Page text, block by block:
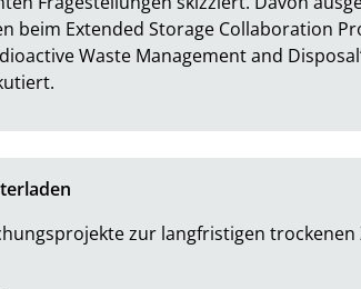
beim Extended Storage Collaboration
Waste Management and
zur langfristigen